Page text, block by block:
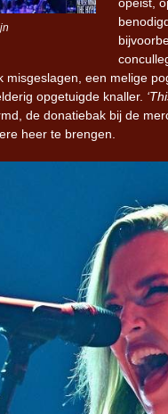
een melige
opgetuigde knaller.
de donatiebak bij de
heer te brengen.